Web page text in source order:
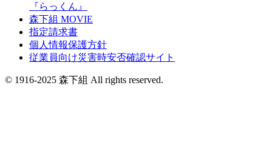
『らっくん』
森下組 MOVIE
指定請求書
個人情報保護方針
従業員向け災害時安否確認サイト
© 1916-2025 森下組 All rights reserved.